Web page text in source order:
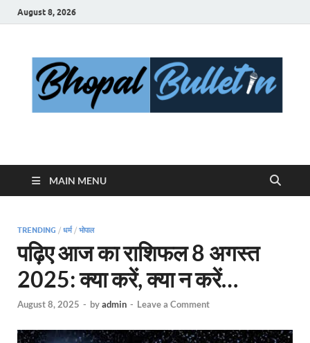
August 8, 2026
Bhopal Bulletin
MAIN MENU
TRENDING / धर्म/ भोपाल
पढ़िए आज का राशिफल 8 अगस्त
2025: क्या करें, क्या न करें…
August 8, 2025 - byadmin - Leave a Comment